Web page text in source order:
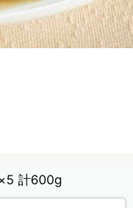
計600g